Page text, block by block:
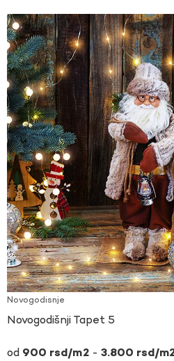
Novogodisnje
Novogodišnji Tapet 5
900 rsd - 3.800 rsd